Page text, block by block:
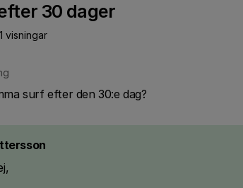
30 dager
visningar
surf efter den 30:e dag?